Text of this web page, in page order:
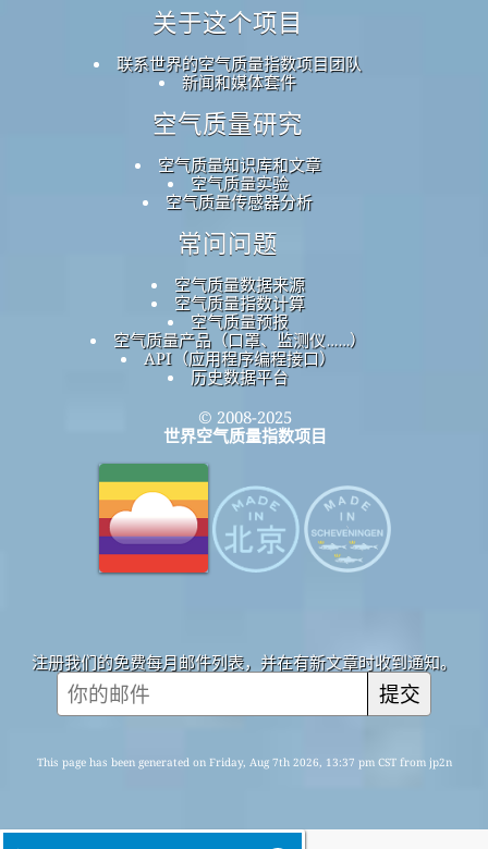
关于这个项目
联系世界的空气质量指数项目团队
新闻和媒体套件
空气质量研究
空气质量知识库和文章
空气质量实验
空气质量传感器分析
常问问题
空气质量数据来源
空气质量指数计算
空气质量预报
空气质量产品（口罩、监测仪……）
API（应用程序编程接口）
历史数据平台
© 2008-2025
世界空气质量指数项目
注册我们的免费每月邮件列表，并在有新文章时收到通知。
提交
This page has been generated on Friday, Aug 7th 2026, 13:37 pm CST from jp2n